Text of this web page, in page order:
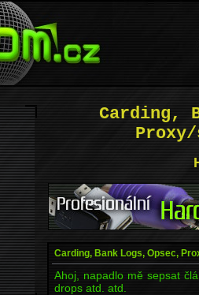
Carding,
Carding, Bank Logs, Opsec,
Ahoj, napadlo mě sepsat
drops atd. atd.